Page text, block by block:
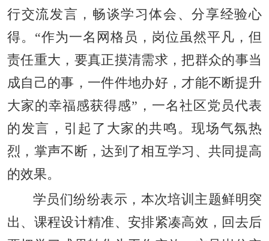
行交流发言，畅谈学习体会、分享经验心
得。“作为一名网格员，岗位虽然平凡，但
责任重大，要真正摸清需求，把群众的事当
成自己的事，一件件地办好，才能不断提升
大家的幸福感获得感”，一名社区党员代表
的发言，引起了大家的共鸣。现场气氛热
烈，掌声不断，达到了相互学习、共同提高
的效果。
学员们纷纷表示，本次培训主题鲜明突
出、课程设计精准、安排紧凑高效，回去后